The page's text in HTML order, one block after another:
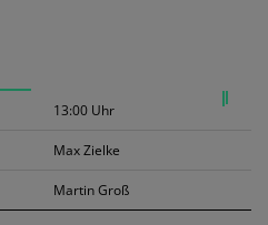
13:00 Uhr
Max Zielke
Martin Groß